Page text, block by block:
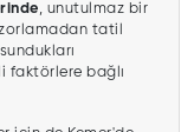
, unutulmaz bir
tatil
faktörlere bağlı